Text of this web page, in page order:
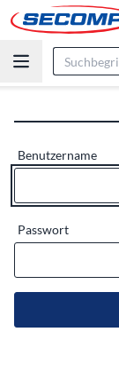
Benutzername
Passwort